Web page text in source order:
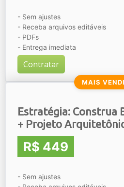
- Sem ajustes
- Receba arquivos editáveis
- PDFs
- Entrega imediata
Contratar
MAIS
Estratégia: Construa
+ Projeto
R$ 449
- Sem ajustes